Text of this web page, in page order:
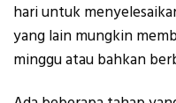
hari untuk
yang lain mungkin
minggu atau bahkan